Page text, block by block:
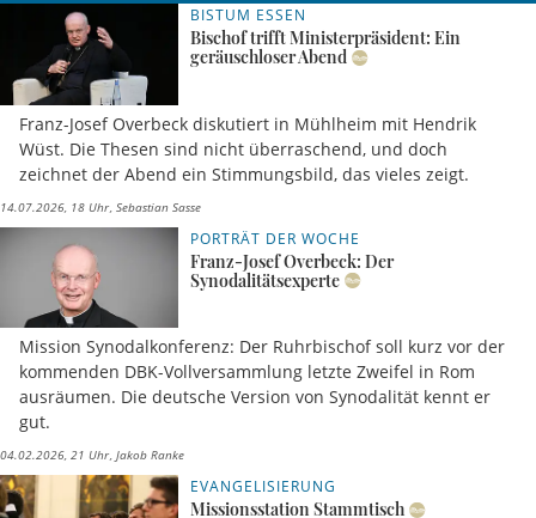
BISTUM ESSEN
Bischof trifft Ministerpräsident: Ein
geräuschloser Abend
Franz-Josef Overbeck diskutiert in Mühlheim mit Hendrik
Wüst. Die Thesen sind nicht überraschend, und doch
zeichnet der Abend ein Stimmungsbild, das vieles zeigt.
14.07.2026, 18 Uhr Sebastian Sasse
PORTRÄT DER WOCHE
Franz-Josef Overbeck: Der
Synodalitätsexperte
Mission Synodalkonferenz: Der Ruhrbischof soll kurz vor der
kommenden DBK-Vollversammlung letzte Zweifel in Rom
ausräumen. Die deutsche Version von Synodalität kennt er
gut.
04.02.2026, 21 Uhr Jakob Ranke
EVANGELISIERUNG
Missionsstation Stammtisch